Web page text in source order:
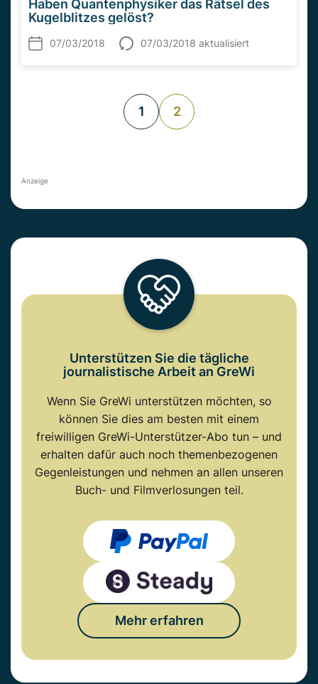
Haben Quantenphysiker das Rätsel des
Kugelblitzes gelöst?
07/03/2018 07/03/2018 aktualisiert
1 2
Anzeige
Unterstützen Sie die tägliche
journalistische Arbeit an GreWi
Wenn Sie GreWi unterstützen möchten, so
können Sie dies am besten mit einem
freiwilligen GreWi-Unterstützer-Abo tun – und
erhalten dafür auch noch themenbezogenen
Gegenleistungen und nehmen an allen unseren
Buch- und Filmverlosungen teil.
Mehr erfahren